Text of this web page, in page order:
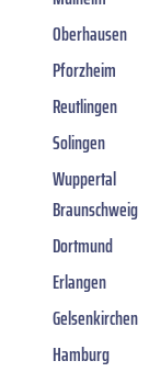
Oberhausen
Pforzheim
Reutlingen
Solingen
Wuppertal
Braunschweig
Dortmund
Erlangen
Gelsenkirchen
Hamburg